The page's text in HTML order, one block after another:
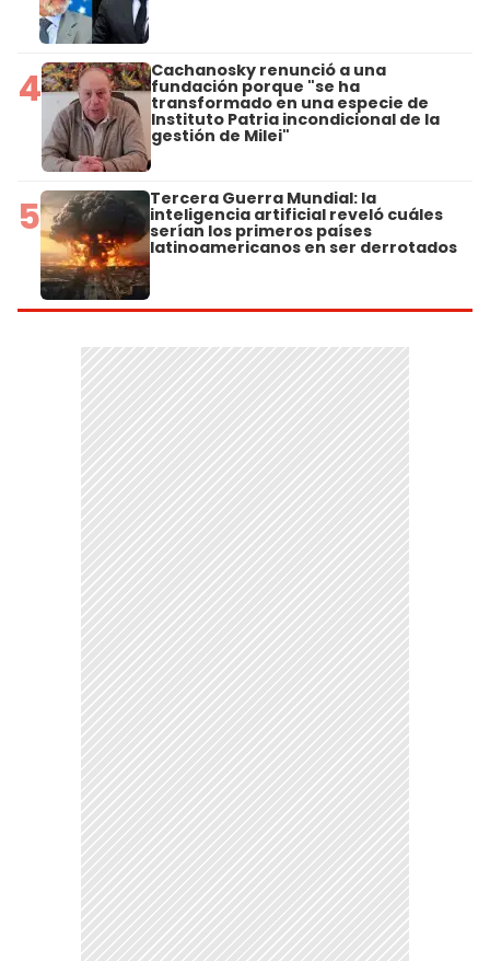
4 Cachanosky renunció a una
fundación porque "se ha
transformado en una especie de
Instituto Patria incondicional de la
gestión de Milei"
5 Tercera Guerra Mundial: la
inteligencia artificial reveló cuáles
serían los primeros países
latinoamericanos en ser derrotados